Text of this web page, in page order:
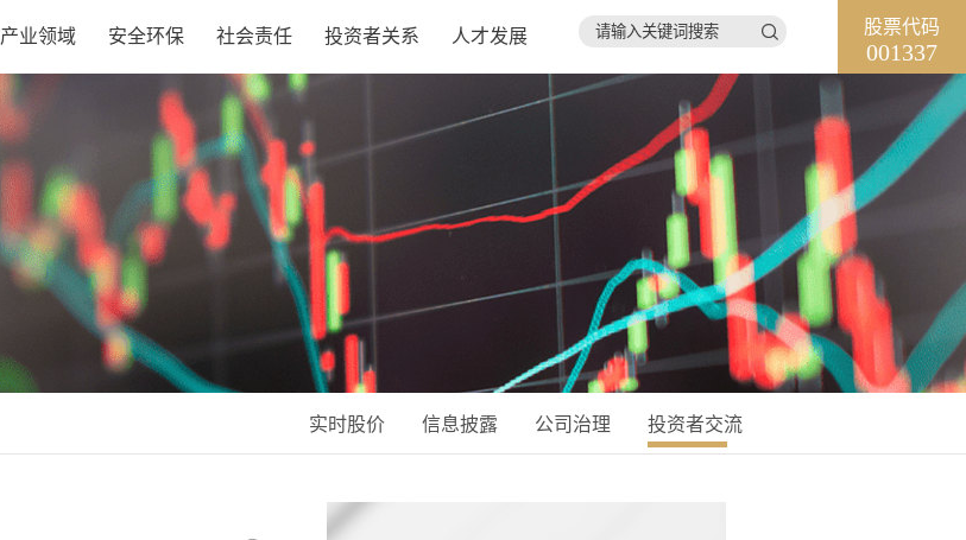
产业领域 安全环保 社会责任 投资者关系 人才发展  股票代码
001337
实时股价 信息披露 公司治理 投资者交流